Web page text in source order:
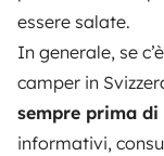
essere salate.
In generale, se
camper in
sempre prima
informativi,